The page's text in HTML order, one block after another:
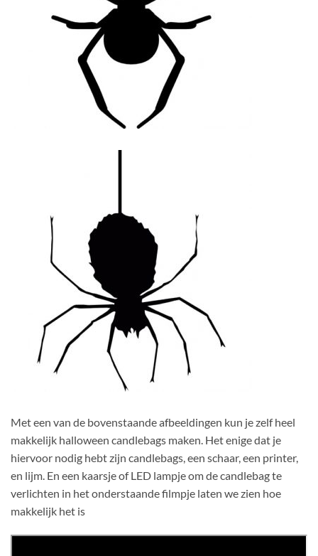
Met een van de bovenstaande afbeeldingen kun je zelf heel
makkelijk halloween candlebags maken. Het enige dat je
hiervoor nodig hebt zijn candlebags, een schaar, een printer,
en lijm. En een kaarsje of LED lampje om de candlebag te
verlichten in het onderstaande filmpje laten we zien hoe
makkelijk het is